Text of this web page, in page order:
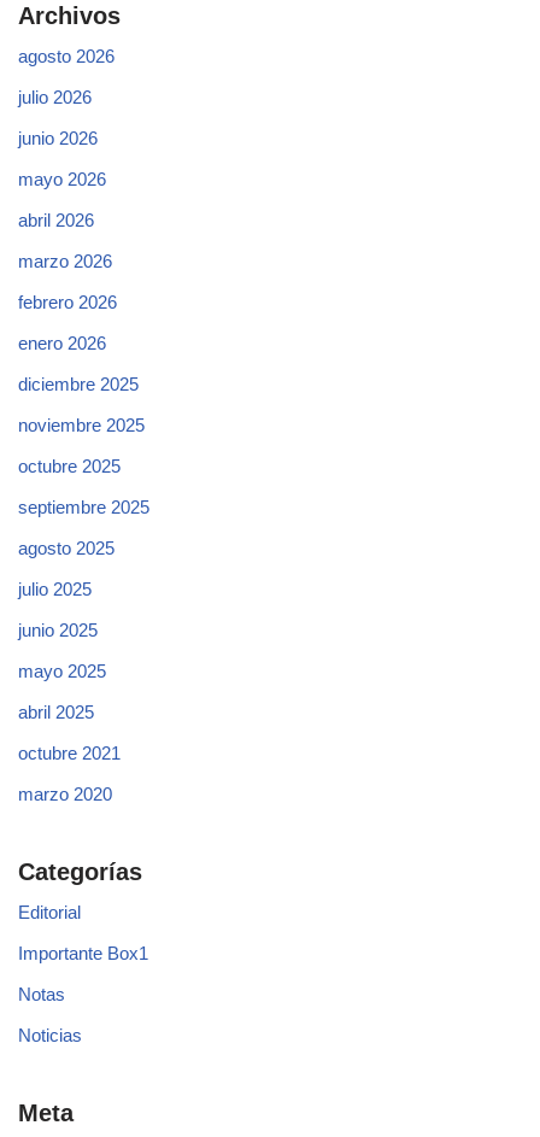
Archivos
agosto 2026
julio 2026
junio 2026
mayo 2026
abril 2026
marzo 2026
febrero 2026
enero 2026
diciembre 2025
noviembre 2025
octubre 2025
septiembre 2025
agosto 2025
julio 2025
junio 2025
mayo 2025
abril 2025
octubre 2021
marzo 2020
Categorías
Editorial
Importante Box1
Notas
Noticias
Meta